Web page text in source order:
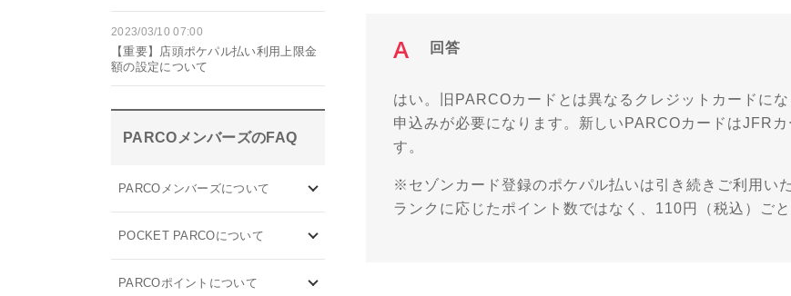
2023/03/10 07:00
【重要】店頭ポケパル払い利用上限金
額の設定について
PARCOメンバーズのFAQ
PARCOメンバーズについて
POCKET PARCOについて
PARCOポイントについて
回答
はい。旧PARCOカードとは異なるクレジットカードに
申込みが必要になります。新しいPARCOカードはJFR
す。
※セゾンカード登録のポケパル払いは引き続きご利用い
ランクに応じたポイント数ではなく、110円（税込）ご